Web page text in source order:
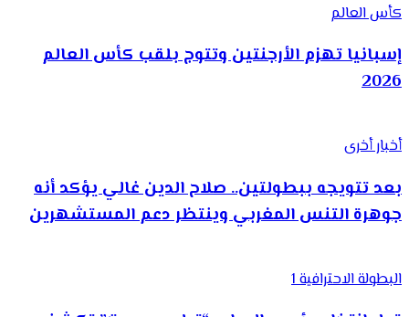
كأس العالم
إسبانيا تهزم الأرجنتين وتتوج بلقب كأس العالم
2026
أخبار أخرى
بعد تتويجه ببطولتين.. صلاح الدين غالي يؤكد أنه
جوهرة التنس المغربي وينتظر دعم المستشهرين
البطولة الاحترافية 1